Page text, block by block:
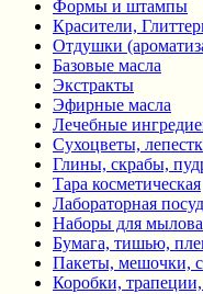
Формы и штампы
Красители,
Отдушки
Базовые масла
Экстракты
Эфирные масла
Лечебные
Сухоцветы,
Глины, скрабы,
Тара косметическая
Лабораторная
Наборы для
Бумага, тишью,
Пакеты, мешочки,
Коробки,